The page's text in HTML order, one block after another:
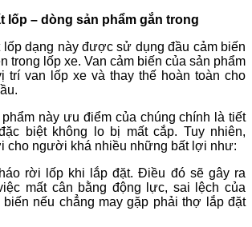
lốp – dòng sản phẩm gắn trong
lốp dạng này được sử dụng đầu cảm biến
trong lốp xe. Van cảm biến của sản phẩm
trí van lốp xe và thay thế hoàn toàn cho
này ưu điểm của chúng chính là tiết
biệt không lo bị mất cắp. Tuy nhiên,
cho người khá nhiều những bất lợi như:
rời lốp khi lắp đặt. Điều đó sẽ gây ra
mất cân bằng động lực, sai lệch của
biến nếu chẳng may gặp phải thợ lắp đặt